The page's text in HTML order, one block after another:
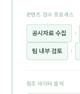
콘텐츠 검수 프로세스
공시자료 수집 ›
팀 내부 검토 ›
참조 데이터 출처